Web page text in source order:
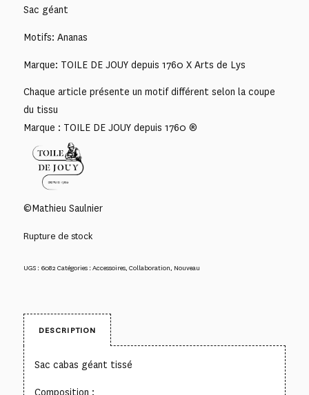
Sac géant
Motifs: Ananas
Marque: TOILE DE JOUY depuis 1760 X Arts de Lys
Chaque article présente un motif différent selon la coupe
du tissu
Marque : TOILE DE JOUY depuis 1760 ®
©Mathieu Saulnier
Rupture de stock
UGS : 6082Catégories :Accessoires, Collaboration, Nouveau
DESCRIPTION
Sac cabas géant tissé